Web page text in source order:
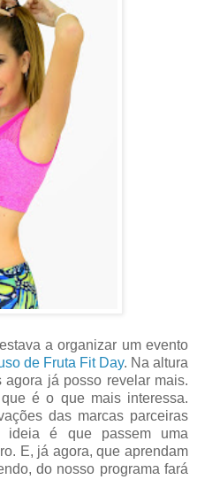
a organizar um evento
de Fruta Fit Day. Na altura
já posso revelar mais.
é o que mais interessa.
das marcas parceiras
ideia é que passem uma
E, já agora, que aprendam
do nosso programa fará